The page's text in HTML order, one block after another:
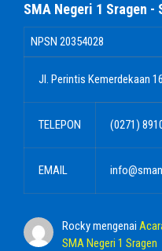
SMA Negeri 1 Sragen -
NPSN 20354028
Jl. Perintis Kemerdekaan
TELEPON (0271)
EMAIL
Rockymengenai
SMA Negeri 1 Sragen